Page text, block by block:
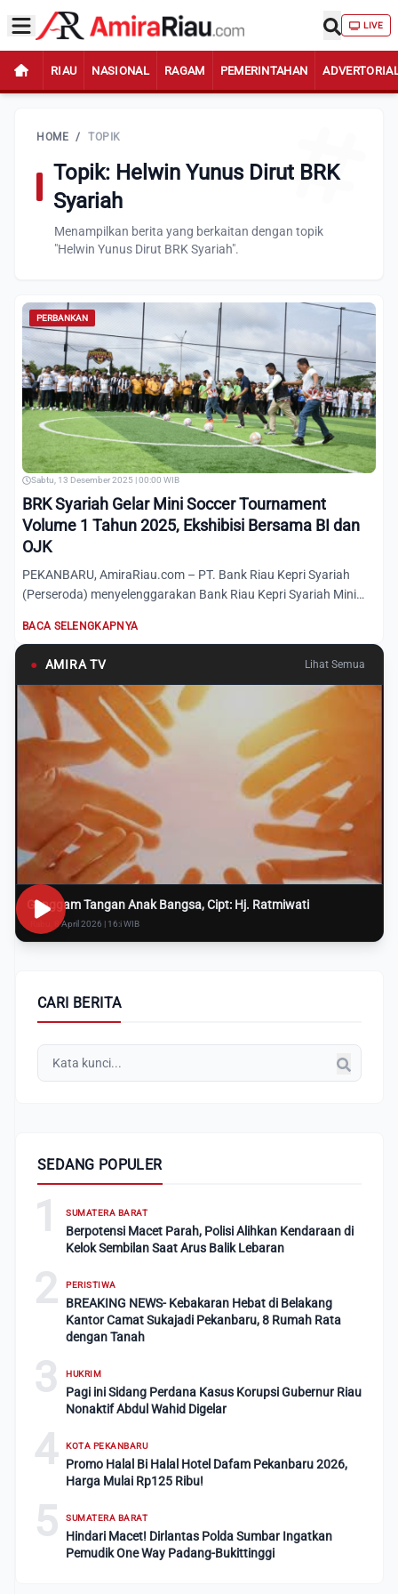
LIVE
RIAU NASIONAL RAGAM PEMERINTAHAN
HOME / TOPIK
Topik: Helwin Yunus Dirut BRK
Syariah
Menampilkan berita yang berkaitan dengan topik
"Helwin Yunus Dirut BRK Syariah".
PERBANKAN
Sabtu, 13 Desember 2025 | 00:00 WIB
BRK Syariah Gelar Mini Soccer Tournament
Volume 1 Tahun 2025, Ekshibisi Bersama BI dan
OJK
PEKANBARU, AmiraRiau.com – PT. Bank Riau Kepri Syariah
(Perseroda) menyelenggarakan Bank Riau Kepri Syariah Mini
BACA SELENGKAPNYA
● AMIRA TV Lihat Semua
Genggam Tangan Anak Bangsa, Cipt: Hj. Ratmiwati
Rabu, 8 April 2026 | 16:i WIB
CARI BERITA
SEDANG POPULER
1 SUMATERA BARAT
Berpotensi Macet Parah, Polisi Alihkan Kendaraan di
Kelok Sembilan Saat Arus Balik Lebaran
2 PERISTIWA
BREAKING NEWS- Kebakaran Hebat di Belakang
Kantor Camat Sukajadi Pekanbaru, 8 Rumah Rata
dengan Tanah
3 HUKRIM
Pagi ini Sidang Perdana Kasus Korupsi Gubernur Riau
Nonaktif Abdul Wahid Digelar
4 KOTA PEKANBARU
Promo Halal Bi Halal Hotel Dafam Pekanbaru 2026,
Harga Mulai Rp125 Ribu!
5 SUMATERA BARAT
Hindari Macet! Dirlantas Polda Sumbar Ingatkan
Pemudik One Way Padang-Bukittinggi